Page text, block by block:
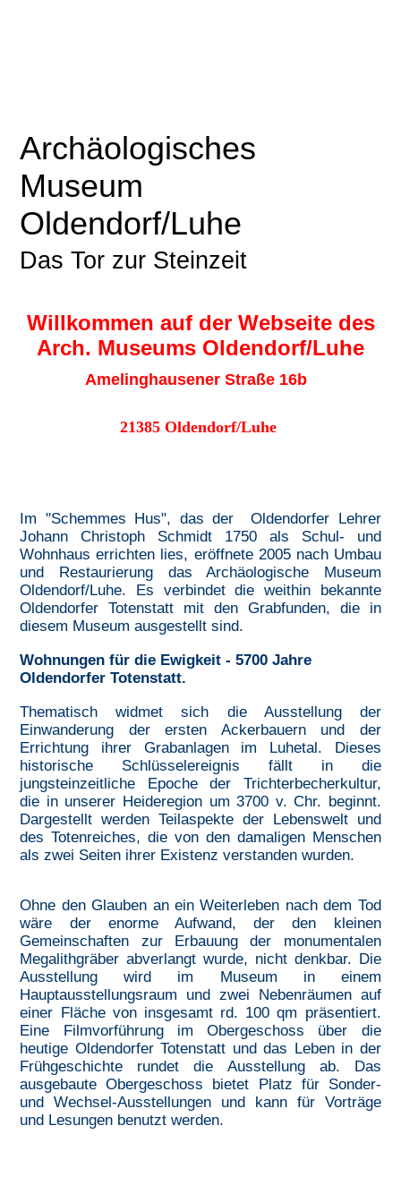
Archäologisches
Museum
Oldendorf/Luhe
Das Tor zur Steinzeit
Willkommen auf der Webseite des
Arch. Museums Oldendorf/Luhe
Amelinghausener Straße 16b
21385 Oldendorf/Luhe
Im "Schemmes Hus", das der Oldendorfer Lehrer
Johann Christoph Schmidt 1750 als Schul- und
Wohnhaus errichten lies, eröffnete 2005 nach Umbau
und Restaurierung das Archäologische Museum
Oldendorf/Luhe. Es verbindet die weithin bekannte
Oldendorfer Totenstatt mit den Grabfunden, die in
diesem Museum ausgestellt sind.
Wohnungen für die Ewigkeit - 5700 Jahre
Oldendorfer Totenstatt.
Thematisch widmet sich die Ausstellung der
Einwanderung der ersten Ackerbauern und der
Errichtung ihrer Grabanlagen im Luhetal. Dieses
historische Schlüsselereignis fällt in die
jungsteinzeitliche Epoche der Trichterbecherkultur,
die in unserer Heideregion um 3700 v. Chr. beginnt.
Dargestellt werden Teilaspekte der Lebenswelt und
des Totenreiches, die von den damaligen Menschen
als zwei Seiten ihrer Existenz verstanden wurden.
Ohne den Glauben an ein Weiterleben nach dem Tod
wäre der enorme Aufwand, der den kleinen
Gemeinschaften zur Erbauung der monumentalen
Megalithgräber abverlangt wurde, nicht denkbar. Die
Ausstellung wird im Museum in einem
Hauptausstellungsraum und zwei Nebenräumen auf
einer Fläche von insgesamt rd. 100 qm präsentiert.
Eine Filmvorführung im Obergeschoss über die
heutige Oldendorfer Totenstatt und das Leben in der
Frühgeschichte rundet die Ausstellung ab. Das
ausgebaute Obergeschoss bietet Platz für Sonder-
und Wechsel-Ausstellungen und kann für Vorträge
und Lesungen benutzt werden.